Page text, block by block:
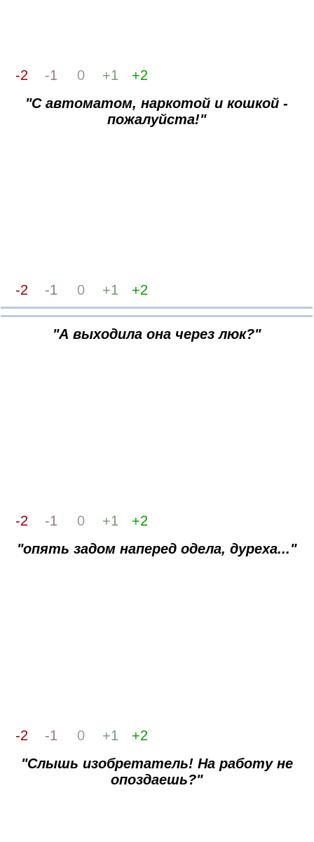
-2 -1 0 +1
+2
"С автоматом, наркотой и кошкой -
пожалуйста!"
-2 -1 0 +1 +2
"А выходила она через люк?"
-2 -1 0 +1
+2
"опять задом наперед одела, дуреха..."
-2 -1 0 +1
+2
"Слышь изобретатель! На работу не
опоздаешь?"